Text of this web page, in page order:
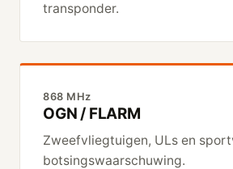
transponder.
868 MHz
OGN / FLARM
Zweefvliegtuigen, ULs en
botsingswaarschuwing.